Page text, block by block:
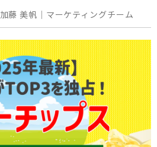
加藤 美帆｜マーケティングチーム